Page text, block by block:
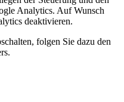
Analytics. Auf Wunsch
deaktivieren.
folgen Sie dazu den